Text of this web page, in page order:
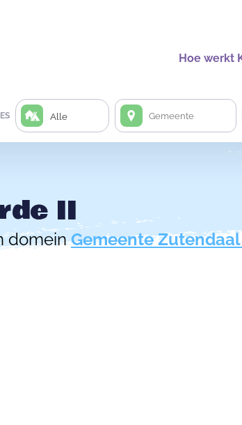
Hoe werkt
Alle
II
domeinGemeente